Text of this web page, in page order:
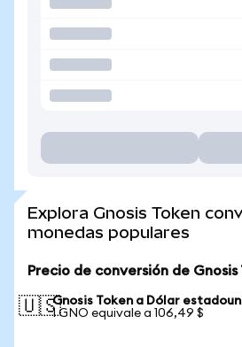
Explora Gnosis Token
monedas populares
Precio de conversión de Gnosis
🇺🇸Gnosis Token a Dólar
1 GNO equivale a 106,49 $